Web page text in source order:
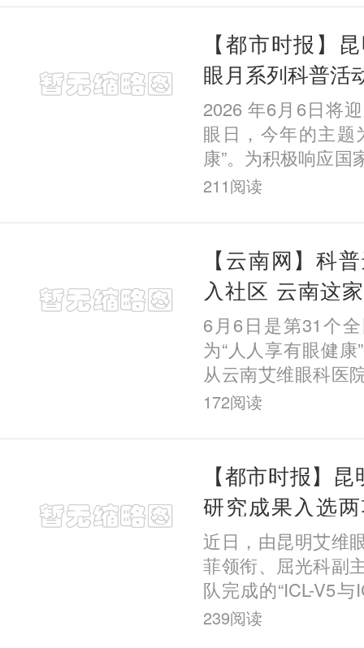
个性
【都市时报】
眼月系列科普活
2026 年6月6日将
眼日，今年的主题
康”。为积极响应国
号召，强化眼病防
昆明
211阅读
【云南网】科
入社区 云南这
月公益行动
6月6日是第31个
为“人人享有眼健
从云南艾维眼科医
昆明市委会直属经
下，该
172阅读
【都市时报】
研究成果入选
术盛会
近日，由昆明艾维
菲领衔、屈光科副
队完成的“ICL-V5
视觉质量对比研究
239阅读